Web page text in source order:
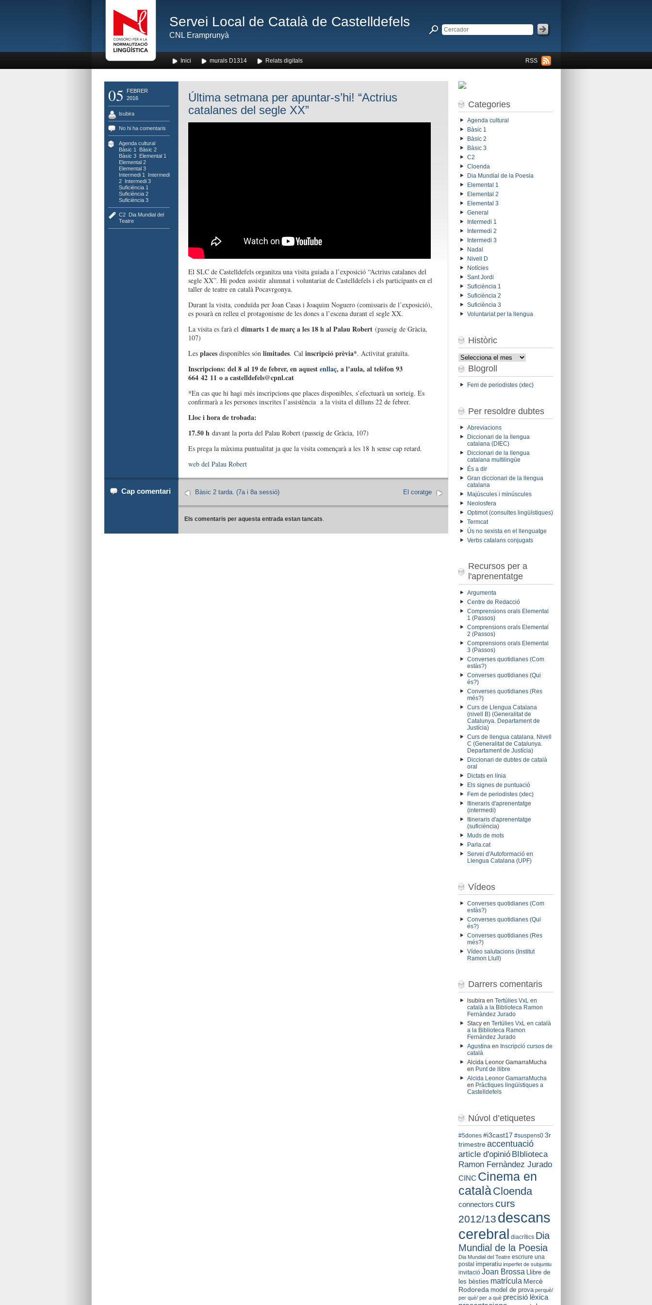
Servei Local de Català de Castelldefels
CNL Eramprunyà
RSS
Inici murals D1314 Relats digitals
05
FEBRER
2016
lsubira
No hi ha comentaris
Agenda cultural,
Bàsic 1
Bàsic 2,
Bàsic 3, Elemental 1
Elemental 2,
Elemental 3,
Intermedi 1
Intermedi
2, Intermedi 3,
Suficiència 1
Suficiència 2,
Suficiència 3
C2, Dia Mundial del
Teatre
Última setmana per apuntar-s’hi! “Actrius
catalanes del segle XX”
El SLC de Castelldefels organitza una visita guiada a l’exposició “Actrius catalanes del
segle XX”. Hi poden assistir alumnat i voluntariat de Castelldefels i els participants en el
taller de teatre en català Pocavrgonya.
Durant la visita, conduïda per Joan Casas i Joaquim Noguero (comissaris de l’exposició),
es posarà en relleu el protagonisme de les dones a l’escena durant el segle XX.
La visita es farà el dimarts 1 de març a les 18 h al Palau Robert (passeig de Gràcia,
107)
Les places disponibles són limitades. Cal inscripció prèvia*. Activitat gratuïta.
Inscripcions: del 8 al 19 de febrer, en aquestenllaç, a l’aula, al telèfon 93
664 42 11 o a castelldefels@cpnl.cat
*En cas que hi hagi més inscripcions que places disponibles, s’efectuarà un sorteig. Es
confirmarà a les persones inscrites l’assistència a la visita el dilluns 22 de febrer.
Lloc i hora de trobada:
17.50 h davant la porta del Palau Robert (passeig de Gràcia, 107)
Es prega la màxima puntualitat ja que la visita començarà a les 18 h sense cap retard.
web del Palau Robert
Cap comentari El coratge
Bàsic 2 tarda. (7a i 8a sessió)
Els comentaris per aquesta entrada estan tancats.
Categories
Agenda cultural
Bàsic 1
Bàsic 2
Bàsic 3
C2
Cloenda
Dia Mundial de la Poesia
Elemental 1
Elemental 2
Elemental 3
General
Intermedi 1
Intermedi 2
Intermedi 3
Nadal
Nivell D
Notícies
Sant Jordi
Suficiència 1
Suficiència 2
Suficiència 3
Voluntariat per la llengua
Històric
Històric
Blogroll
Fem de periodistes (xtec)
Per resoldre dubtes
Abreviacions
Diccionari de la llengua
catalana (DIEC)
Diccionari de la llengua
catalana multilingüe
És a dir
Gran diccionari de la llengua
catalana
Majúscules i minúscules
Neolosfera
Optimot (consultes lingüístiques)
Termcat
Ús no sexista en el llenguatge
Verbs catalans conjugats
Recursos per a
l'aprenentatge
Argumenta
Centre de Redacció
Comprensions orals Elemental
1 (Passos)
Comprensions orals Elemental
2 (Passos)
Comprensions orals Elemental
3 (Passos)
Converses quotidianes (Com
estàs?)
Converses quotidianes (Qui
és?)
Converses quotidianes (Res
més?)
Curs de Llengua Catalana
(nivell B) (Generalitat de
Catalunya. Departament de
Justícia)
Curs de llengua catalana. Nivell
C (Generalitat de Catalunya.
Departament de Justícia)
Diccionari de dubtes de català
oral
Dictats en línia
Els signes de puntuació
Fem de periodistes (xtec)
Itineraris d'aprenentatge
(intermedi)
Itineraris d'aprenentatge
(suficiència)
Muds de mots
Parla.cat
Servei d'Autoformació en
Llengua Catalana (UPF)
Vídeos
Converses quotidianes (Com
estàs?)
Converses quotidianes (Qui
és?)
Converses quotidianes (Res
més?)
Vídeo salutacions (Institut
Ramon Llull)
Darrers comentaris
lsubiraen Tertúlies VxL en
català a la Biblioteca Ramon
Fernàndez Jurado
Stacyen Tertúlies VxL en català
a la Biblioteca Ramon
Fernàndez Jurado
Agustinaen Inscripció cursos de
català
Alcida Leonor GamarraMucha
en Punt de llibre
Alcida Leonor GamarraMucha
en Pràctiques lingüístiques a
Castelldefels
Núvol d’etiquetes
#5dones #i3cast17 #suspens0 3r
trimestre accentuació
article d'opinió BIblioteca
Ramon Fernàndez Jurado
CINC Cinema en
catalàCloenda
connectors curs
2012/13 descans
cerebral diacrítics Dia
Mundial de la Poesia
Dia Mundial del Teatre escriure una
postal imperatiu imperfet de subjuntiu
invitació Joan Brossa
Llibre de
les bèsties matrícula Mercè
Rodoreda model de prova perquè/
per què/ per a què precisió lèxica